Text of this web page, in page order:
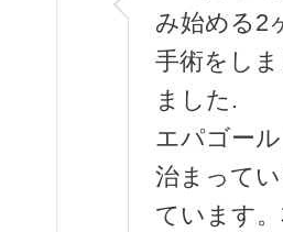
み始める2
手術をし
ました.
エパゴー
治まって
ています